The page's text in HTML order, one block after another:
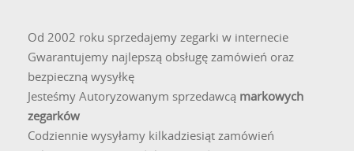
Od 2002 roku sprzedajemy zegarki w internecie
Gwarantujemy najlepszą obsługę zamówień oraz
bezpieczną wysyłkę
Jesteśmy Autoryzowanym sprzedawcą markowych
zegarków
Codziennie wysyłamy kilkadziesiąt zamówień